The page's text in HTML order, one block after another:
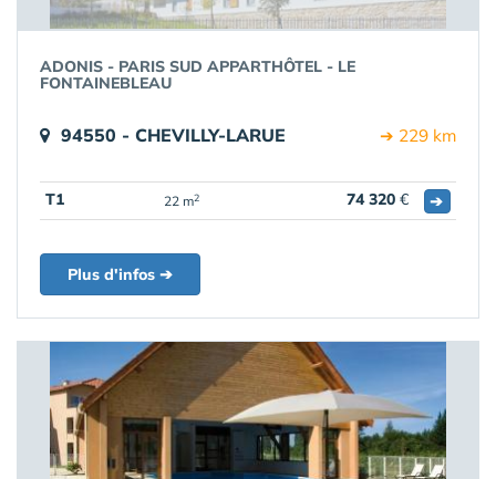
ADONIS - PARIS SUD APPARTHÔTEL - LE
FONTAINEBLEAU
94550 - CHEVILLY-LARUE ➔ 229 km
T1 22 m2 74 320 € ➔
Plus d'infos ➔